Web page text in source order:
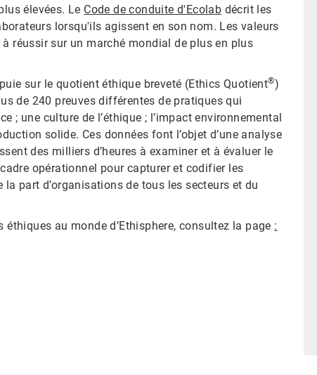
élevées. Le Code de conduite d'Ecolab décrit les
lorsqu'ils agissent en son nom. Les valeurs
réussir sur un marché mondial de plus en plus
sur le quotient éthique breveté (Ethics Quotient®)
de 240 preuves différentes de pratiques qui
; une culture de l’éthique ; l’impact environnemental
solide. Ces données font l’objet d’une analyse
des milliers d’heures à examiner et à évaluer le
opérationnel pour capturer et codifier les
part d’organisations de tous les secteurs et du
au monde d’Ethisphere, consultez la page :